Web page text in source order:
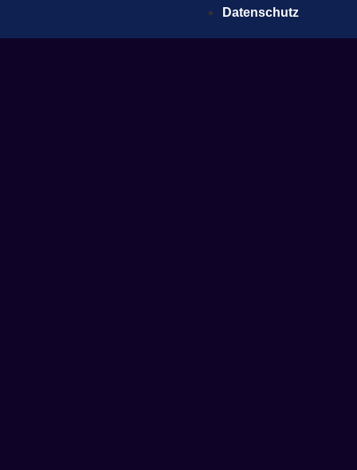
Datenschutz